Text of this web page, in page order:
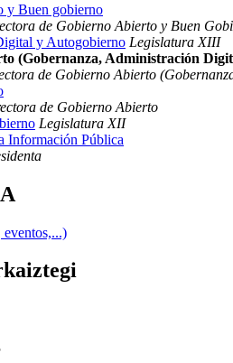
y Buen gobierno
de Gobierno Abierto y Buen
y Autogobierno Legislatura XIII
(Gobernanza, Administración
de Gobierno Abierto
de Gobierno Abierto
Legislatura XII
Información Pública